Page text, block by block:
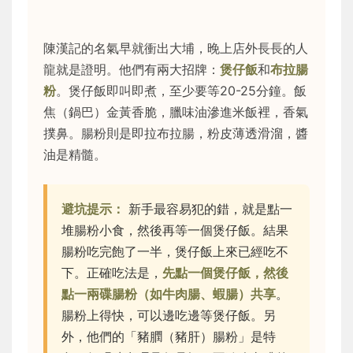
陳漢記的名氣早就衝出大埔，晚上店外長長的人
龍就是證明。他們有兩大招牌： 煲仔飯和布拉腸
粉。煲仔飯即叫即煮，至少要等20-25分鐘。飯
焦（鍋巴）金黃香脆，臘味油滲進米飯裡，香氣
撲鼻。腸粉則是即拉布拉腸，粉皮薄透滑溜，醬
油是精髓。
避坑提示： 新手最容易犯的錯，就是點一
堆腸粉小食，然後再等一個煲仔飯。結果
腸粉吃完飽了一半，煲仔飯上來已經吃不
下。正確吃法是， 先點一個煲仔飯，然後
點一兩碟腸粉（如牛肉腸、蝦腸）共享。
腸粉上得快，可以邊吃邊等煲仔飯。另
外，他們的「豬膶（豬肝）腸粉」是特